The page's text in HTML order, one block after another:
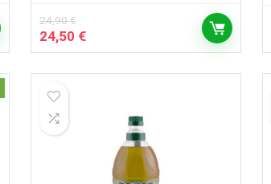
24,90€
El
precio
24,90 €.
24,50 €El
precio